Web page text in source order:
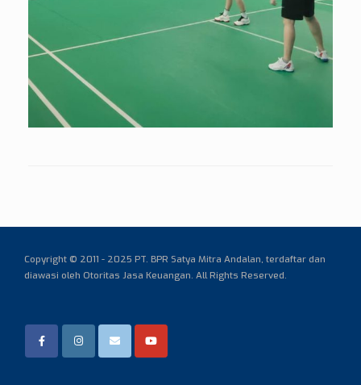
Copyright © 2011 - 2025 PT. BPR Satya Mitra Andalan, terdaftar dan
diawasi oleh Otoritas Jasa Keuangan. All Rights Reserved.